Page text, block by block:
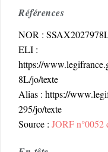
Références
NOR :
ELI :
https://
8L/jo/texte
Alias : https://
295/jo/texte
Source : JORF n°0052